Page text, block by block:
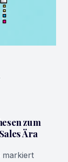
zum
Ära
markiert